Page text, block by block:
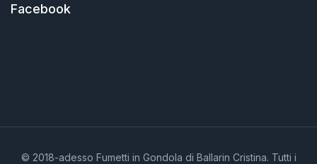
Facebook
© 2018-adesso Fumetti in Gondola di Ballarin Cristina. Tutti i